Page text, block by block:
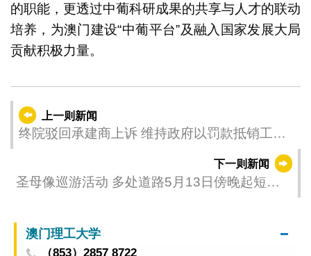
的职能，更透过中葡科研成果的共享与人才的联动
培养，为澳门建设“中葡平台”及融入国家发展大局
贡献积极力量。
上一则新闻
终院驳回承建商上诉 维持政府以罚款抵销工程
下一则新闻
圣母像巡游活动 多处道路5月13日傍晚起短暂
澳门理工大学
（853）2857 8722